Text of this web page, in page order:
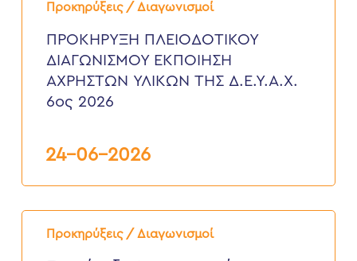
Προκηρύξεις / Διαγωνισμοί
ΠΛΕΙΟΔΟΤΙΚΟΥ
ΕΚΠΟΙΗΣΗ
ΑΧΡΗΣΤΩΝ
ΥΛΙΚΩΝ
Δ.Ε.Υ.Α.Χ.
ΠΡΟΚΗΡΥΞΗ ΠΛΕΙΟΔΟΤΙΚΟΥ
ΔΙΑΓΩΝΙΣΜΟΥ ΕΚΠΟΙΗΣΗ
ΑΧΡΗΣΤΩΝ ΥΛΙΚΩΝ ΤΗΣ Δ.Ε.Υ.Α.Χ.
6ος 2026
24-06-2026
Προκηρύξεις / Διαγωνισμοί
Προκήρυξη
Διαγωνισμού